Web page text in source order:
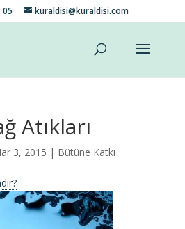
05 kuraldisi@kuraldisi.com
Atıkları
3, 2015 | Bütüne Katkı